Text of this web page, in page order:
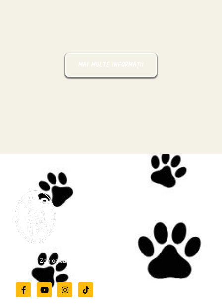
MAI MULTE INFORMAȚII
Grădina Zoologică Târgu-Mureș